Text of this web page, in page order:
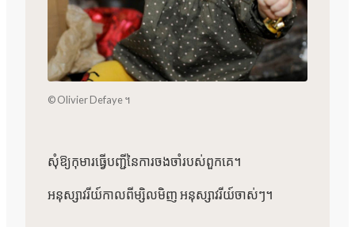
© Olivier Defaye ។
សុំឱ្យកុមារធ្វើបញ្ជីនៃការចងចាំរបស់ពួកគេ។
អនុស្សាវរីយ៍កាលពីម្សិលមិញ អនុស្សាវរីយ៍ចាស់ៗ។